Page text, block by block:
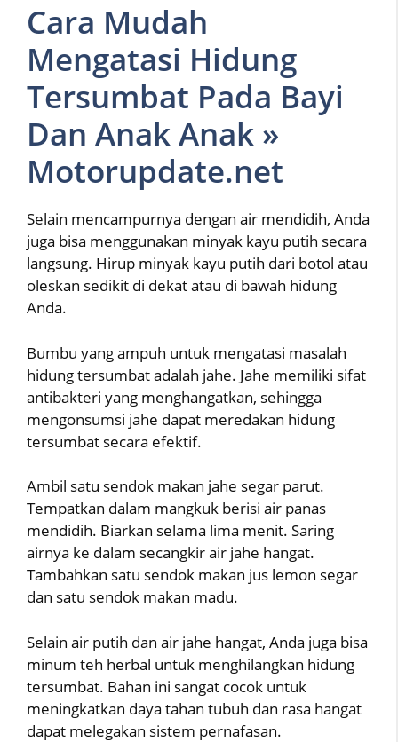
Cara Mudah
Mengatasi Hidung
Tersumbat Pada Bayi
Dan Anak Anak »
Motorupdate.net
Selain mencampurnya dengan air mendidih, Anda
juga bisa menggunakan minyak kayu putih secara
langsung. Hirup minyak kayu putih dari botol atau
oleskan sedikit di dekat atau di bawah hidung
Anda.
Bumbu yang ampuh untuk mengatasi masalah
hidung tersumbat adalah jahe. Jahe memiliki sifat
antibakteri yang menghangatkan, sehingga
mengonsumsi jahe dapat meredakan hidung
tersumbat secara efektif.
Ambil satu sendok makan jahe segar parut.
Tempatkan dalam mangkuk berisi air panas
mendidih. Biarkan selama lima menit. Saring
airnya ke dalam secangkir air jahe hangat.
Tambahkan satu sendok makan jus lemon segar
dan satu sendok makan madu.
Selain air putih dan air jahe hangat, Anda juga bisa
minum teh herbal untuk menghilangkan hidung
tersumbat. Bahan ini sangat cocok untuk
meningkatkan daya tahan tubuh dan rasa hangat
dapat melegakan sistem pernafasan.